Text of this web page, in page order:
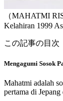
（MAHATMI
Kelahiran 1999
この記事の目次
Mengagumi Sosok
Mahatmi adalah
pertama di